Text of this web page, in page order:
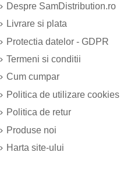
Despre SamDistribution.ro
Livrare si plata
Protectia datelor - GDPR
Termeni si conditii
Cum cumpar
Politica de utilizare cookies
Politica de retur
Produse noi
Harta site-ului